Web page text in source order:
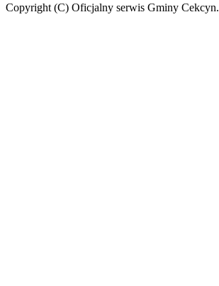
Copyright (C) Oficjalny serwis Gminy Cekcyn.